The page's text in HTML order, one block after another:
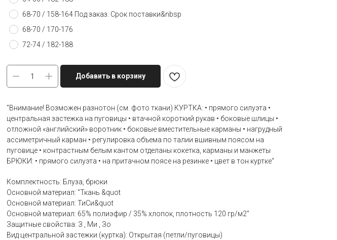
68-70 / 158-164 Под заказ. Срок поставки&nbsp
68-70 / 170-176
72-74 / 182-188
Добавить в корзину
"Внимание! Возможен разнотон (см. фото ткани) КУРТКА: • прямого силуэта •
центральная застежка на пуговицы • втачной короткий рукав • боковые шлицы •
отложной «английский» воротник • боковые вместительные карманы • нагрудный
ассиметричный карман • регулировка объема по талии вшивным поясом на
пуговице • контрастным белым кантом отделаны кокетка, карманы и манжеты
БРЮКИ: • прямого силуэта • на притачном поясе на резинке • цвет в тон куртке"
Комплектность: Блуза, брюки
Основной материал: "Ткань &quot
Основной материал: ТиСи&quot
Основной материал: 65% полиэфир / 35% хлопок, плотность 120 гр/м2"
Защитные свойства: З , Ми , Зо
Вид центральной застежки (куртка): Открытая (петли/пуговицы)